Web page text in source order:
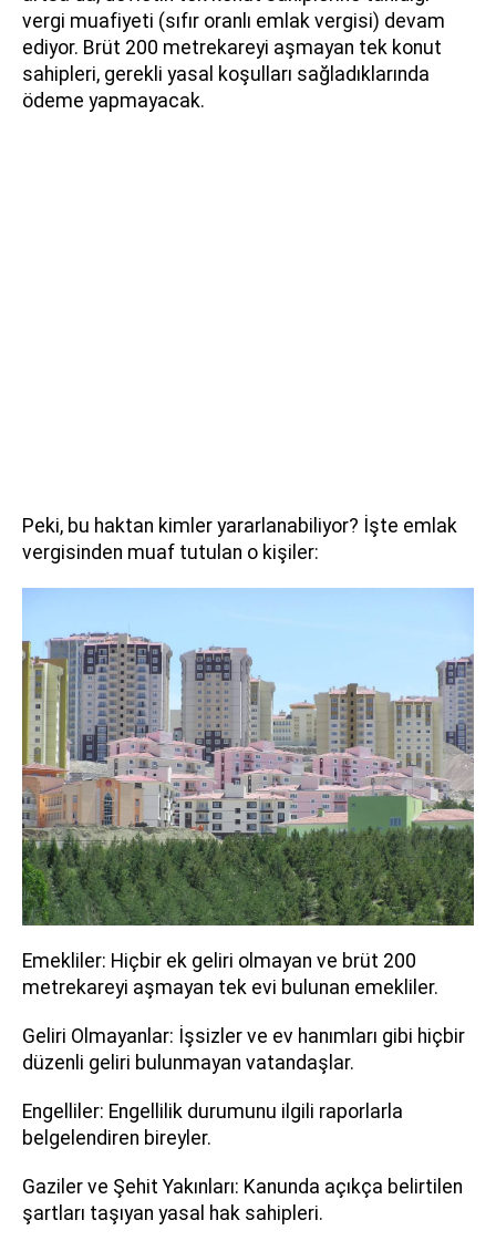
vergi muafiyeti (sıfır oranlı emlak vergisi) devam
ediyor. Brüt 200 metrekareyi aşmayan tek konut
sahipleri, gerekli yasal koşulları sağladıklarında
ödeme yapmayacak.
Peki, bu haktan kimler yararlanabiliyor? İşte emlak
vergisinden muaf tutulan o kişiler:
Emekliler: Hiçbir ek geliri olmayan ve brüt 200
metrekareyi aşmayan tek evi bulunan emekliler.
Geliri Olmayanlar: İşsizler ve ev hanımları gibi hiçbir
düzenli geliri bulunmayan vatandaşlar.
Engelliler: Engellilik durumunu ilgili raporlarla
belgelendiren bireyler.
Gaziler ve Şehit Yakınları: Kanunda açıkça belirtilen
şartları taşıyan yasal hak sahipleri.